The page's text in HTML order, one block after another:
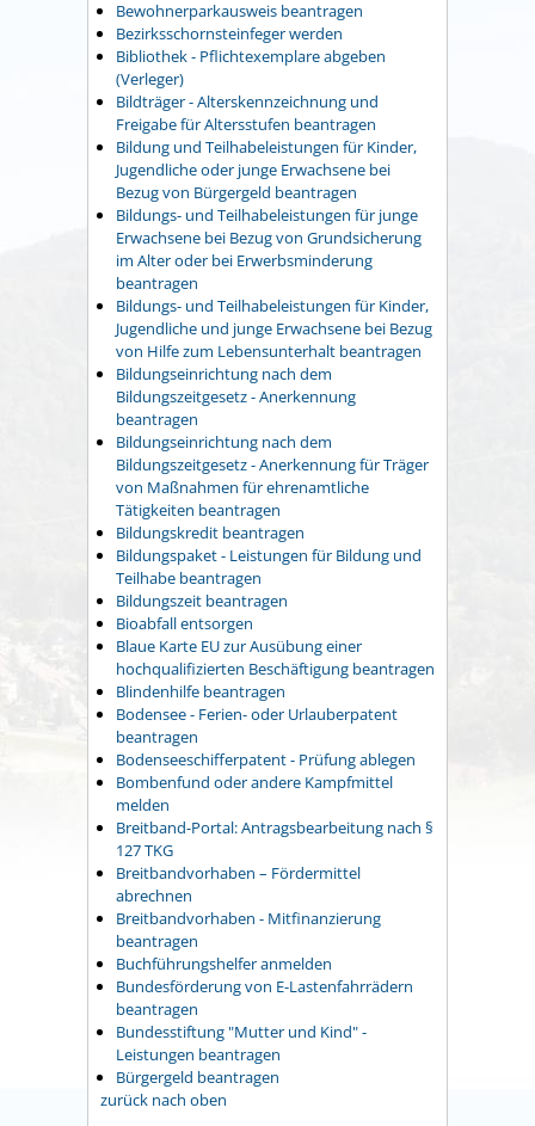
Bewohnerparkausweis beantragen
Bezirksschornsteinfeger werden
Bibliothek - Pflichtexemplare abgeben
(Verleger)
Bildträger - Alterskennzeichnung und
Freigabe für Altersstufen beantragen
Bildung und Teilhabeleistungen für Kinder,
Jugendliche oder junge Erwachsene bei
Bezug von Bürgergeld beantragen
Bildungs- und Teilhabeleistungen für junge
Erwachsene bei Bezug von Grundsicherung
im Alter oder bei Erwerbsminderung
beantragen
Bildungs- und Teilhabeleistungen für Kinder,
Jugendliche und junge Erwachsene bei Bezug
von Hilfe zum Lebensunterhalt beantragen
Bildungseinrichtung nach dem
Bildungszeitgesetz - Anerkennung
beantragen
Bildungseinrichtung nach dem
Bildungszeitgesetz - Anerkennung für Träger
von Maßnahmen für ehrenamtliche
Tätigkeiten beantragen
Bildungskredit beantragen
Bildungspaket - Leistungen für Bildung und
Teilhabe beantragen
Bildungszeit beantragen
Bioabfall entsorgen
Blaue Karte EU zur Ausübung einer
hochqualifizierten Beschäftigung beantragen
Blindenhilfe beantragen
Bodensee - Ferien- oder Urlauberpatent
beantragen
Bodenseeschifferpatent - Prüfung ablegen
Bombenfund oder andere Kampfmittel
melden
Breitband-Portal: Antragsbearbeitung nach §
127 TKG
Breitbandvorhaben – Fördermittel
abrechnen
Breitbandvorhaben - Mitfinanzierung
beantragen
Buchführungshelfer anmelden
Bundesförderung von E-Lastenfahrrädern
beantragen
Bundesstiftung "Mutter und Kind" -
Leistungen beantragen
Bürgergeld beantragen
zurück nach oben